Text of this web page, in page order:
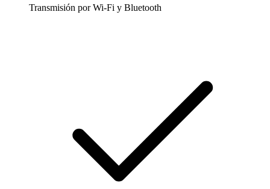
Transmisión por Wi-Fi y Bluetooth